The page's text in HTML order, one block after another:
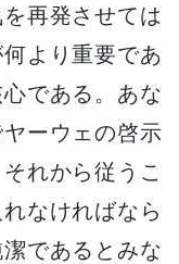
再発させては
より重要であ
である。あな
ーウェの啓示
れから従うこ
なければなら
であるとみな